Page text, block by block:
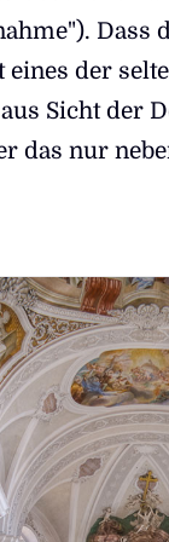
Dass
eines der
Sicht der
das nur